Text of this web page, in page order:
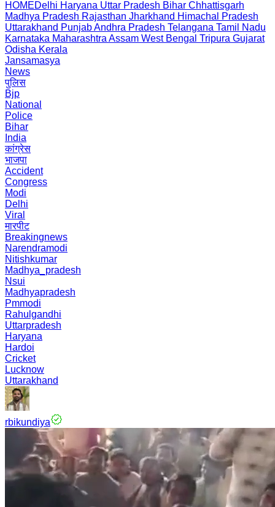
HOMEDelhi Haryana Uttar Pradesh Bihar Chhattisgarh
Madhya Pradesh Rajasthan Jharkhand Himachal Pradesh
Uttarakhand PunjabAndhra Pradesh Telangana Tamil Nadu
Karnataka Maharashtra Assam West Bengal Tripura Gujarat
Odisha Kerala
Jansamasya
News
पुलिस
Bjp
National
Police
Bihar
India
कांग्रेस
भाजपा
Accident
Congress
Modi
Delhi
Viral
मारपीट
Breakingnews
Narendramodi
Nitishkumar
Madhya_pradesh
Nsui
Madhyapradesh
Pmmodi
Rahulgandhi
Uttarpradesh
Haryana
Hardoi
Cricket
Lucknow
Uttarakhand
rbikundiya